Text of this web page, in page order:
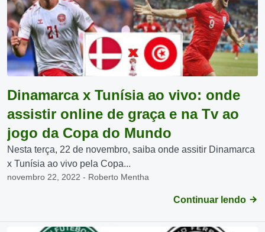
Dinamarca x Tunísia ao vivo: onde
assistir online de graça e na Tv ao
jogo da Copa do Mundo
Nesta terça, 22 de novembro, saiba onde assitir Dinamarca
x Tunísia ao vivo pela Copa...
novembro 22, 2022 - Roberto Mentha
Continuar lendo